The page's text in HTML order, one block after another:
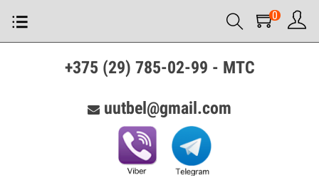
0
+375 (29) 785-02-99 - МТС
uutbel@gmail.com